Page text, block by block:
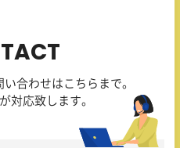
合わせはこちらまで。
対応致します。